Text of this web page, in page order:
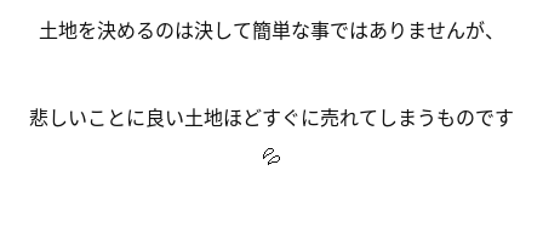
土地を決めるのは決して簡単な事ではありませんが、
悲しいことに良い土地ほどすぐに売れてしまうものです
💦